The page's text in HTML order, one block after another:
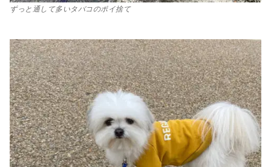
ずっと通して多いタバコのポイ捨て